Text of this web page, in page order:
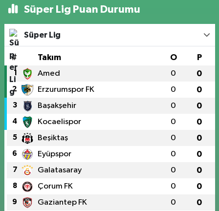
Süper Lig Puan Durumu
Süper Lig
# Takım O P
1 Amed 0 0
2 Erzurumspor FK 0 0
3 Başakşehir 0 0
4 Kocaelispor 0 0
5 Beşiktaş 0 0
6 Eyüpspor 0 0
7 Galatasaray 0 0
8 Çorum FK 0 0
9 Gaziantep FK 0 0